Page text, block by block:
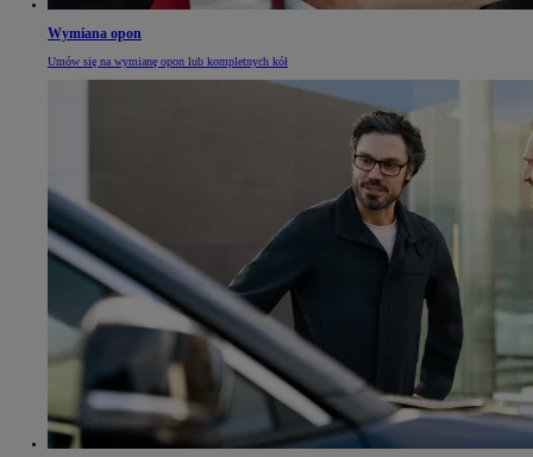
Wymiana opon
Umów się na wymianę opon lub kompletnych kół